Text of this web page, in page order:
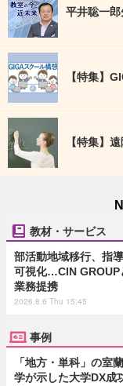
平井聡一
【特集】
【特集】
教材・サービス
部活動地域移行、指
可視化…CIN GROUP
業務提携
2026.8.6 Thu 15:45
事例
「地方・単科」の室
学が示した大学DX成